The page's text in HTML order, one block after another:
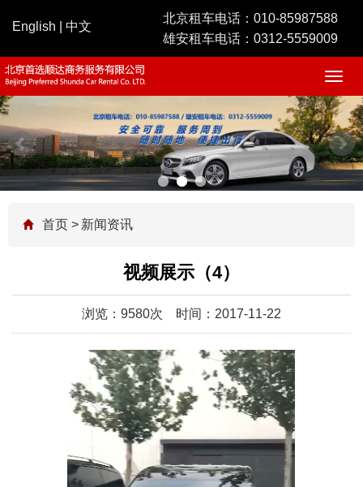
English 中文
北京租车电话： 010-85987588
雄安租车电话： 0312-5559009
首页 > 新闻资讯
视频展示（4）
浏览：9580次 时间：2017-11-22